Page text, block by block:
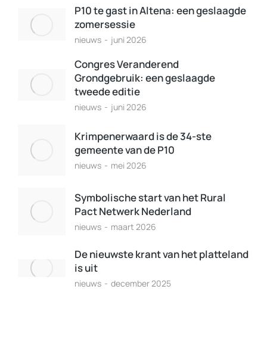
P10 te gast in Altena: een geslaagde
zomersessie
nieuws juni 2026
Congres Veranderend
Grondgebruik: een geslaagde
tweede editie
nieuws juni 2026
Krimpenerwaard is de 34-ste
gemeente van de P10
nieuws mei 2026
Symbolische start van het Rural
Pact Netwerk Nederland
nieuws maart 2026
De nieuwste krant van het platteland
is uit
nieuws december 2025